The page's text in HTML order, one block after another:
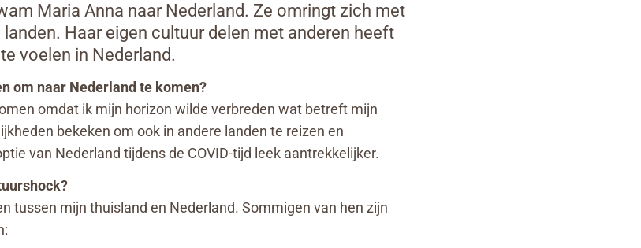
Maria Anna naar Nederland. Ze omringt zich met
Haar eigen cultuur delen met anderen heeft
voelen in Nederland.
om naar Nederland te komen?
omdat ik mijn horizon wilde verbreden wat betreft mijn
bekeken om ook in andere landen te reizen en
van Nederland tijdens de COVID-tijd leek aantrekkelijker.
tussen mijn thuisland en Nederland. Sommigen van hen zijn